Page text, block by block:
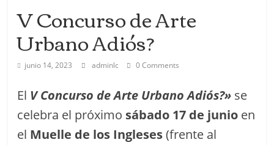
V Concurso de Arte
Urbano Adiós?
junio 14, 2023 adminlc 0 Comments
El V Concurso de Arte Urbano Adiós?» se
celebra el próximo sábado 17 de junio en
el Muelle de los Ingleses(frente al